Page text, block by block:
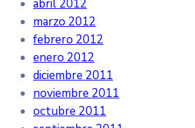
abril 2012
marzo 2012
febrero 2012
enero 2012
diciembre 2011
noviembre 2011
octubre 2011